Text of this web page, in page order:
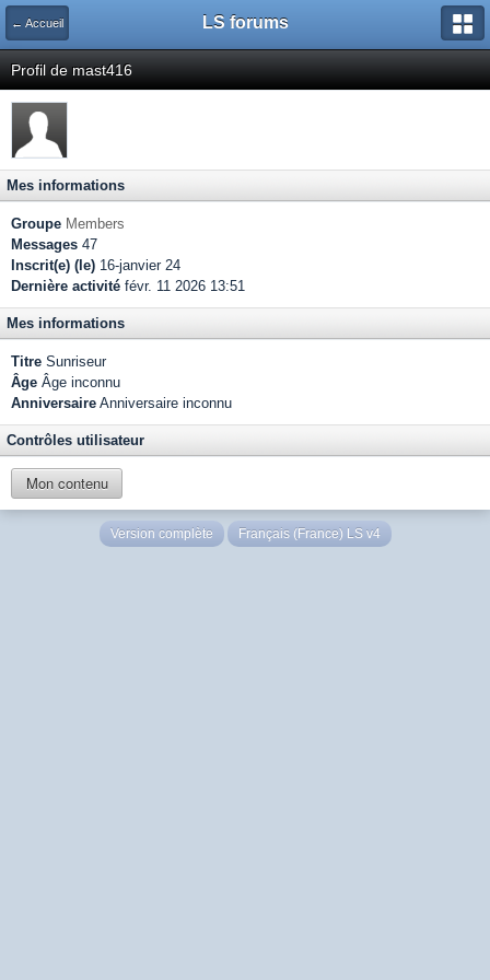
← Accueil LS forums
Profil de mast416
Mes informations
Groupe Members
Messages 47
Inscrit(e) (le) 16-janvier 24
Dernière activité févr. 11 2026 13:51
Mes informations
Titre Sunriseur
Âge Âge inconnu
Anniversaire Anniversaire inconnu
Contrôles utilisateur
Mon contenu
Version complète Français (France) LS v4